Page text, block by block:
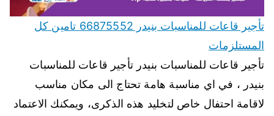
تأجير قاعات للمناسبات بنيدر 66875552 تامين كل
المستلزمات
تأجير قاعات للمناسبات بنيدر تأجير قاعات للمناسبات
بنيدر ، في اي مناسبة هامة تحتاج الى مكان مناسب
لاقامة احتفال خاص لتخليد هذه الذكرى، ويمكنك الاعتماد